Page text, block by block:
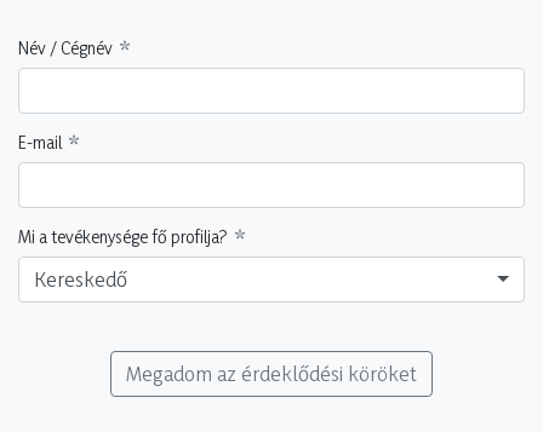
Név / Cégnév
E-mail
Mi a tevékenysége fő profilja?
Kereskedő
Megadom az érdeklődési köröket